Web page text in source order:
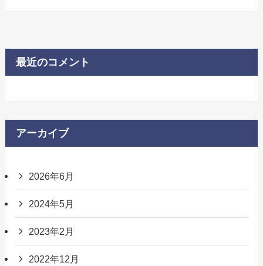
最近のコメント
アーカイブ
2026年6月
2024年5月
2023年2月
2022年12月